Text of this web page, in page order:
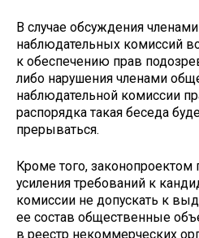
В случае обсуждения
наблюдательных комиссий
к обеспечению прав
либо нарушения членами
наблюдательной комиссии
распорядка такая беседа
прерываться.
Кроме того, законопроектом
усиления требований к
комиссии не допускать к
ее состав общественные
в реестр некоммерческих